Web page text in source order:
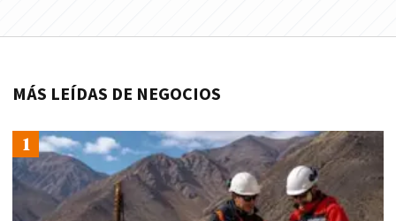
MÁS LEÍDAS DE NEGOCIOS